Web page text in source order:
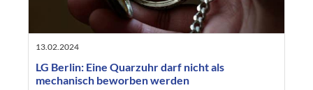
13.02.2024
LG Berlin: Eine Quarzuhr darf nicht als
mechanisch beworben werden